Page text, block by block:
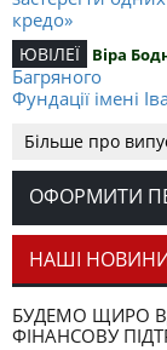
кредо»
ЮВІЛЕЇ Віра
Багряного
Фундації імені
ЕЛІТА НАЦІЇ
українською
Чайковського й
перемогти!
ХТО Є ХТО
сухим пройде.
Більше про
ОФОРМИТИ
НАШІ
БУДЕМО ЩИРО
ФІНАНСОВУ